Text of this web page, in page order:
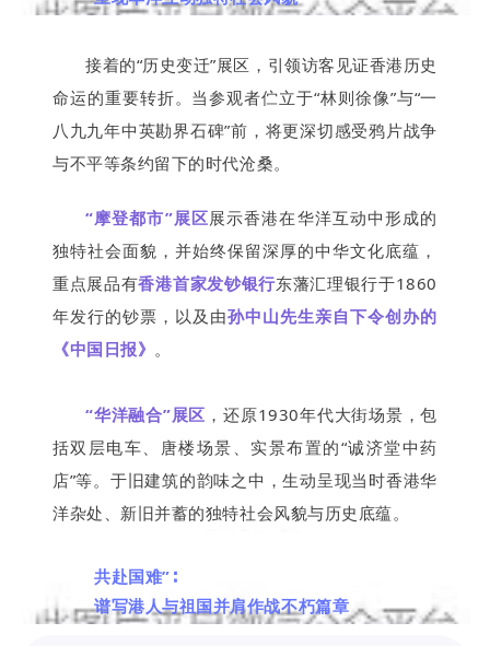
接着的“历史变迁”展区，引领访客见证香港历史
命运的重要转折。当参观者伫立于“林则徐像”与“一
八九九年中英勘界石碑”前，将更深切感受鸦片战争
与不平等条约留下的时代沧桑。
“摩登都市”展区展示香港在华洋互动中形成的
独特社会面貌，并始终保留深厚的中华文化底蕴，
重点展品有香港首家发钞银行东藩汇理银行于1860
年发行的钞票，以及由孙中山先生亲自下令创办的
《中国日报》 。
“华洋融合”展区 ，还原1930年代大街场景，包
括双层电车、唐楼场景、实景布置的“诚济堂中药
店”等。于旧建筑的韵味之中，生动呈现当时香港华
洋杂处、新旧并蓄的独特社会风貌与历史底蕴。
共赴国难”∶
谱写港人与祖国并肩作战不朽篇章